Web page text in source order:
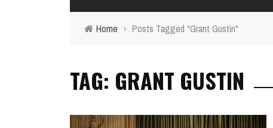
ALERTA DE SPOILER
CINERAMA
Home › Posts Tagged "Grant Gustin"
TAG: GRANT GUSTIN